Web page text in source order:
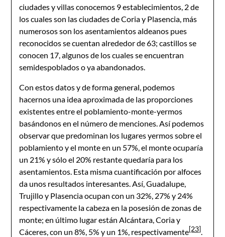
ciudades y villas conocemos 9 establecimientos, 2 de
los cuales son las ciudades de Coria y Plasencia, más
numerosos son los asentamientos aldeanos pues
reconocidos se cuentan alrededor de 63; castillos se
conocen 17, algunos de los cuales se encuentran
semidespoblados o ya abandonados.
Con estos datos y de forma general, podemos
hacernos una idea aproximada de las proporciones
existentes entre el poblamiento-monte-yermos
basándonos en el número de menciones. Así podemos
observar que predominan los lugares yermos sobre el
poblamiento y el monte en un 57%, el monte ocuparía
un 21% y sólo el 20% restante quedaría para los
asentamientos. Esta misma cuantificación por alfoces
da unos resultados interesantes. Así, Guadalupe,
Trujillo y Plasencia ocupan con un 32%, 27% y 24%
respectivamente la cabeza en la posesión de zonas de
monte; en último lugar están Alcántara, Coria y
Cáceres, con un 8%, 5% y un 1%, respectivamente[23].